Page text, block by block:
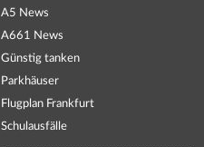
A5 News
A661 News
Günstig tanken
Parkhäuser
Flugplan Frankfurt
Schulausfälle